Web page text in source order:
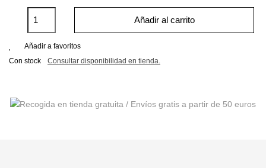
Añadir al carrito
Añadir a favoritos
Con stock
Consultar disponibilidad en tienda.